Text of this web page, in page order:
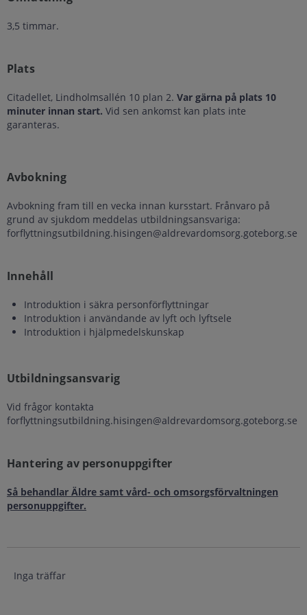
3,5 timmar.
Plats
Citadellet, Lindholmsallén 10 plan 2. Var gärna på plats 10
minuter innan start. Vid sen ankomst kan plats inte
garanteras.
Avbokning
Avbokning fram till en vecka innan kursstart. Frånvaro på
grund av sjukdom meddelas utbildningsansvariga:
forflyttningsutbildning.hisingen@aldrevardomsorg.goteborg.se
Innehåll
Introduktion i säkra personförflyttningar
Introduktion i användande av lyft och lyftsele
Introduktion i hjälpmedelskunskap
Utbildningsansvarig
Vid frågor kontakta
forflyttningsutbildning.hisingen@aldrevardomsorg.goteborg.se
Hantering av personuppgifter
Så behandlar Äldre samt vård- och omsorgsförvaltningen
personuppgifter.
Inga träffar